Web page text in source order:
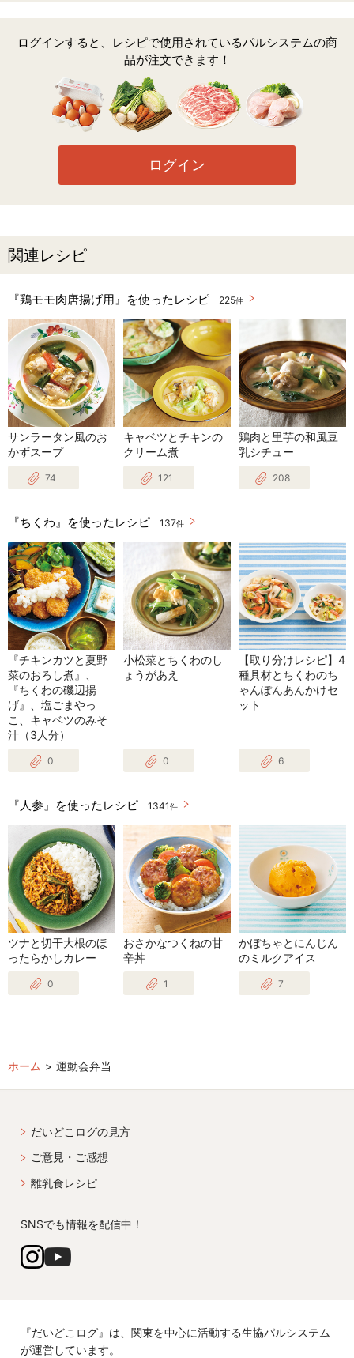
ログインすると、レシピで使用されているパルシステムの商
品が注文できます！
ログイン
関連レシピ
『鶏モモ肉唐揚げ用』を使ったレシピ 225件
サンラータン風のお
かずスープ
74
キャベツとチキンの
クリーム煮
121
鶏肉と里芋の和風豆
乳シチュー
208
『ちくわ』を使ったレシピ 137件
『チキンカツと夏野
菜のおろし煮』、
『ちくわの磯辺揚
げ』、塩ごまやっ
こ、キャベツのみそ
汁（3人分）
0
小松菜とちくわのし
ょうがあえ
0
【取り分けレシピ】4
種具材とちくわのち
ゃんぽんあんかけセ
ット
6
『人参』を使ったレシピ 1341 件
ツナと切干大根のほ
ったらかしカレー
0
おさかなつくねの甘
辛丼
1
かぼちゃとにんじん
のミルクアイス
7
ホーム 運動会弁当
だいどこログの見方
ご意見・ご感想
離乳食レシピ
SNSでも情報を配信中！
『だいどこログ』は、関東を中心に活動する生協パルシステム
が運営しています。